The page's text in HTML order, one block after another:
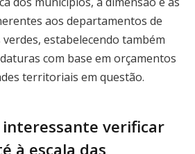
aos departamentos de
estabelecendo também
com base em orçamentos
territoriais em questão.
interessante verificar
à escala das